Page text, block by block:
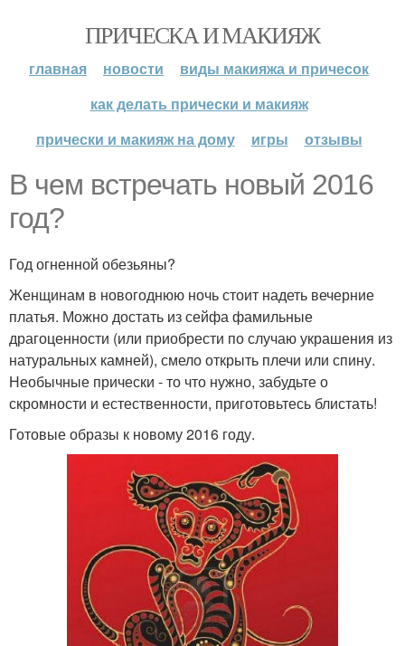
ПРИЧЕСКА И МАКИЯЖ
главная новости
виды макияжа и причесок
как делать прически и макияж
прически и макияж на дому
игры отзывы
В чем встречать новый 2016
год?
Год огненной обезьяны?
Женщинам в новогоднюю ночь стоит надеть вечерние
платья. Можно достать из сейфа фамильные
драгоценности (или приобрести по случаю украшения из
натуральных камней), смело открыть плечи или спину.
Необычные прически - то что нужно, забудьте о
скромности и естественности, приготовьтесь блистать!
Готовые образы к новому 2016 году.